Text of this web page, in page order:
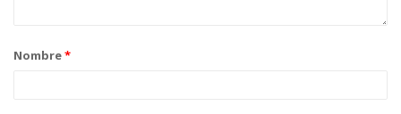
Nombre*